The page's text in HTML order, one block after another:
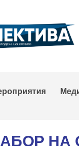
НА